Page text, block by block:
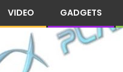
VIDEO GADGETS